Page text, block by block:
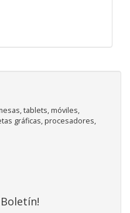
tablets, móviles,
gráficas, procesadores,